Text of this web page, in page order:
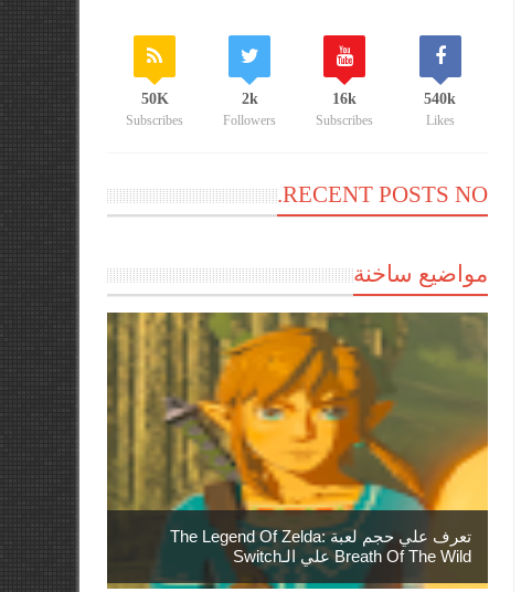
540k
Likes
16k
Subscribes
2k
Followers
50K
Subscribes
RECENT POSTS NO.
مواضيع ساخنة
تعرف علي حجم لعبة The Legend Of Zelda:
Breath Of The Wild علي الـSwitch